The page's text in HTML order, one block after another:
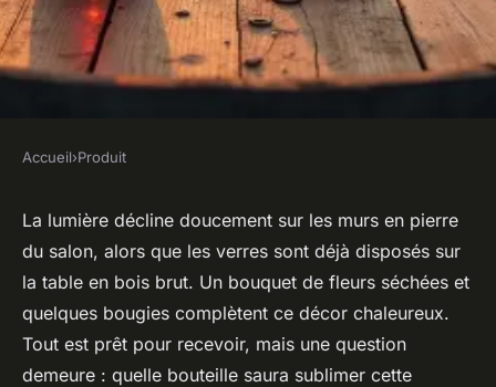
Apprécier les vins de Les
Angles pour une dégustation
inoubliable
Amable•03/04/2026 12:43•8 min de lecture
Accueil›Produit
La lumière décline doucement sur les murs en pierre
du salon, alors que les verres sont déjà disposés sur
la table en bois brut. Un bouquet de fleurs séchées et
quelques bougies complètent ce décor chaleureux.
Tout est prêt pour recevoir, mais une question
demeure : quelle bouteille saura sublimer cette